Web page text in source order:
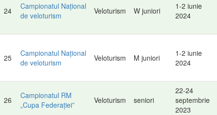
24
Campionatul Național
de veloturism
Veloturism W juniori
1-2 iunie
2024
25
Campionatul Național
de veloturism
Veloturism M juniori
1-2 iunie
2024
26
Campionatul RM
„Cupa Federației”
Veloturism seniori
22-24
septembrie
2023